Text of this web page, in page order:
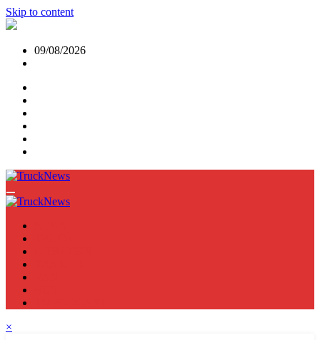
Skip to content
09/08/2026
×